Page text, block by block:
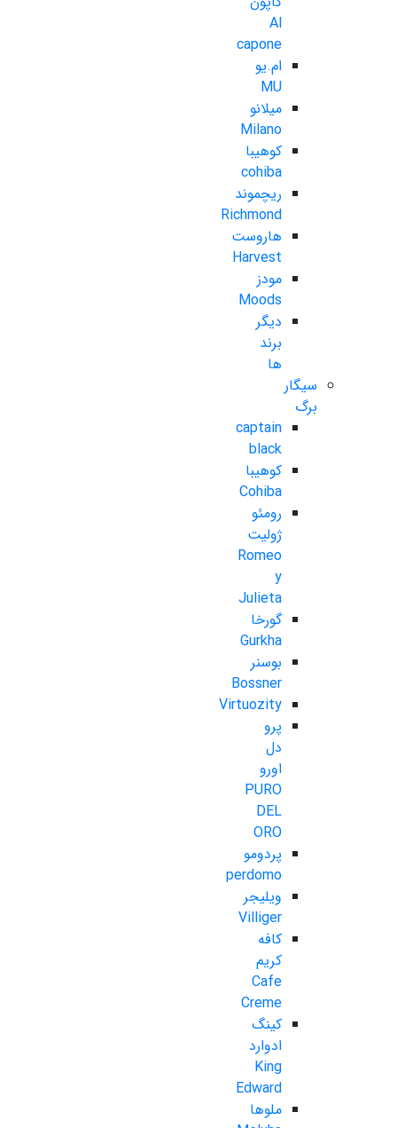
Al
capone
ام.یو
MU
میلانو
Milano
کوهیبا
cohiba
ریچموند
Richmond
هاروست
Harvest
مودز
Moods
دیگر
برند
ها
سیگار
برگ
captain
black
کوهیبا
Cohiba
رومئو
ژولیت
Romeo
y
Julieta
گورخا
Gurkha
بوسنر
Bossner
Virtuozity
پرو
دل
اورو
PURO
DEL
ORO
پردومو
perdomo
ویلیجر
Villiger
کافه
کریم
Cafe
Creme
کینگ
ادوارد
King
Edward
ملوها